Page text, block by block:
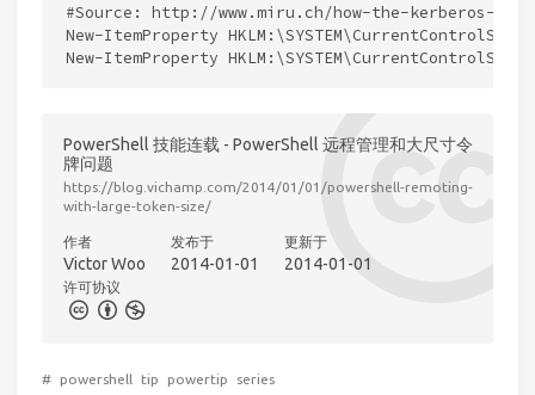
#Source: http://www.miru.ch/how-the-kerberos-
New-ItemProperty
PowerShell 技能连载 - PowerShell 远程管理和大尺寸令
牌问题
https://blog.vichamp.com/2014/01/01/powershell-remoting-
with-large-token-size/
作者
Victor Woo
发布于
2014-01-01
更新于
2014-01-01
许可协议
# powershell tip powertip series